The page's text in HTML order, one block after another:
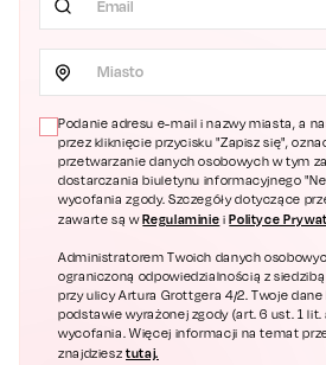
Miasto
Podanie adresu e-mail i nazwy miasta, a
przez kliknięcie przycisku "Zapisz się",
przetwarzanie danych osobowych w tym
dostarczania biuletynu informacyjnego
wycofania zgody. Szczegóły dotyczące
zawarte są wRegulaminie i Polityce
Administratorem Twoich danych
ograniczoną odpowiedzialnością z
przy ulicy Artura Grottgera 4/2. Twoje
podstawie wyrażonej zgody (art. 6 ust. 1 lit.
wycofania. Więcej informacji na temat
znajdziesztutaj.